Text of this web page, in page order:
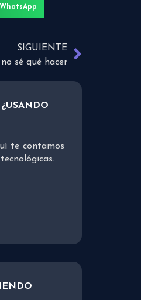
WhatsApp
SIGUIENTE
sé qué hacer
te contamos